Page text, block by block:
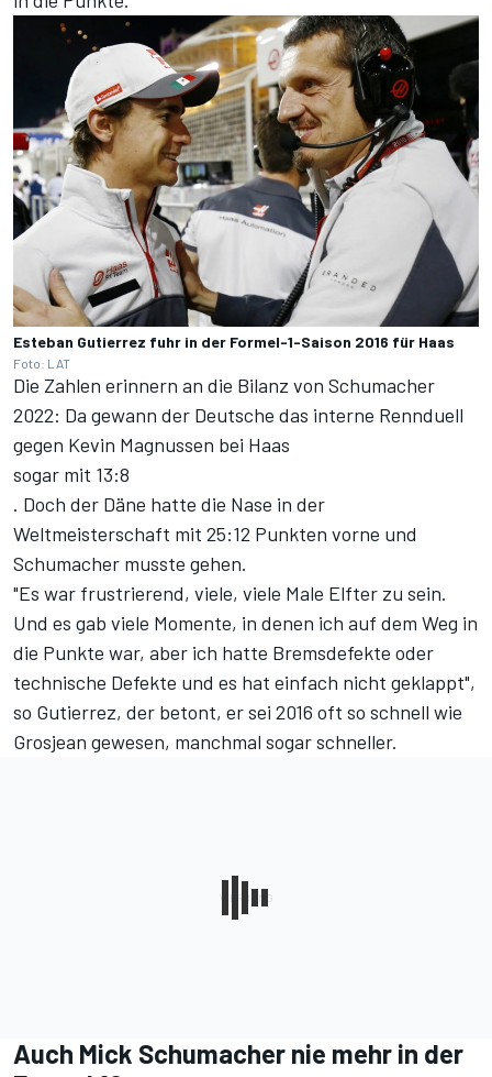
Esteban Gutierrez fuhr in der Formel-1-Saison 2016 für Haas
Foto: LAT
Die Zahlen erinnern an die Bilanz von Schumacher
2022: Da gewann der Deutsche das interne Rennduell
gegen Kevin Magnussen bei Haas
sogar mit 13:8
. Doch der Däne hatte die Nase in der
Weltmeisterschaft mit 25:12 Punkten vorne und
Schumacher musste gehen.
"Es war frustrierend, viele, viele Male Elfter zu sein.
Und es gab viele Momente, in denen ich auf dem Weg in
die Punkte war, aber ich hatte Bremsdefekte oder
technische Defekte und es hat einfach nicht geklappt",
so Gutierrez, der betont, er sei 2016 oft so schnell wie
Grosjean gewesen, manchmal sogar schneller.
Auch Mick Schumacher nie mehr in der